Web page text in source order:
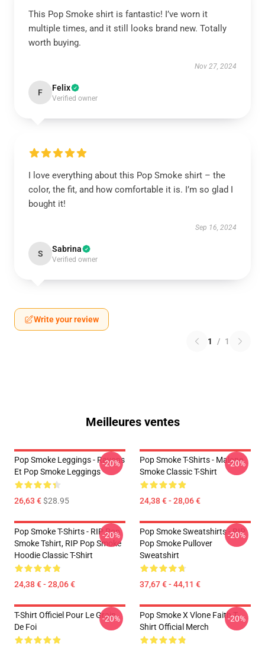
This Pop Smoke shirt is fantastic! I’ve worn it
multiple times, and it still looks brand new. Totally
worth buying.
Nov 27, 2024
F Felix
Verified owner
I love everything about this Pop Smoke shirt – the
color, the fit, and how comfortable it is. I’m so glad I
bought it!
Sep 16, 2024
S Sabrina
Verified owner
Write your review
1 / 1
Meilleures ventes
Pop Smoke Leggings - Rayons
Et Pop Smoke Leggings
26,63 €$28.95
-20%
Pop Smoke T-Shirts - Malone
Smoke Classic T-Shirt
24,38 € - 28,06 €
-20%
Pop Smoke T-Shirts - RIP Pop
Smoke Tshirt, RIP Pop Smoke
Hoodie Classic T-Shirt
24,38 € - 28,06 €
-20%
Pop Smoke Sweatshirts - RIP
Pop Smoke Pullover
Sweatshirt
37,67 € - 44,11 €
-20%
T-Shirt Officiel Pour Le Grain
De Foi
-20%
Pop Smoke X Vlone Faith T-
Shirt Official Merch
-20%